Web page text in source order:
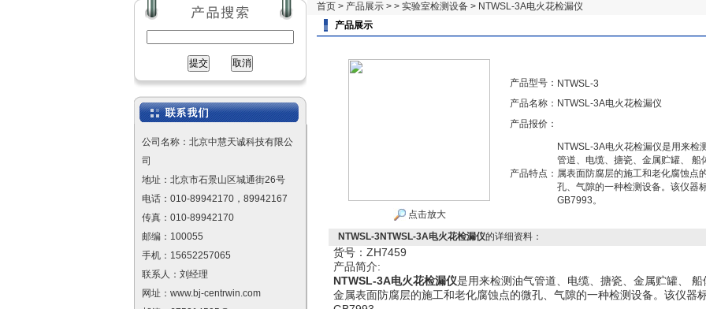
公司名称：北京中慧天诚科技有限公
司
地址：北京市石景山区城通街26号
电话：010-89942170，89942167
传真：010-89942170
邮编：100055
手机：15652257065
联系人：刘经理
网址：www.bj-centrwin.com
首页 > 产品展示 > > 实验室检测设备 > NTWSL-3A电火花检漏仪
产品展示
点击放大
产品型号： NTWSL-3
产品名称： NTWSL-3A电火花检漏仪
产品报价：
产品特点：
NTWSL-3A电火花检漏仪是用来检
管道、电缆、搪瓷、金属贮罐、 船
属表面防腐层的施工和老化腐蚀点
孔、气隙的一种检测设备。该仪器
GB7993。
NTWSL-3NTWSL-3A电火花检漏仪的详细资料：
货号：ZH7459
产品简介:
NTWSL-3A电火花检漏仪是用来检测油气管道、电缆、搪瓷、金属贮罐、 船
金属表面防腐层的施工和老化腐蚀点的微孔、气隙的一种检测设备。该仪器